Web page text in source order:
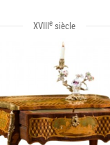
XVIIIe siècle